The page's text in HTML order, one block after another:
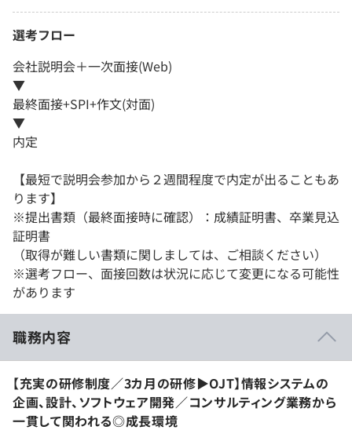
選考フロー
会社説明会＋一次面接(Web)
▼
最終面接+SPI+作文(対面)
▼
内定
【最短で説明会参加から２週間程度で内定が出ることもあ
ります】
※提出書類（最終面接時に確認）：成績証明書、卒業見込
証明書
（取得が難しい書類に関しましては、ご相談ください）
※選考フロー、面接回数は状況に応じて変更になる可能性
があります
職務内容
【充実の研修制度／3カ月の研修▶︎OJT】情報システムの
企画、設計、ソフトウェア開発／コンサルティング業務から
一貫して関われる◎成長環境